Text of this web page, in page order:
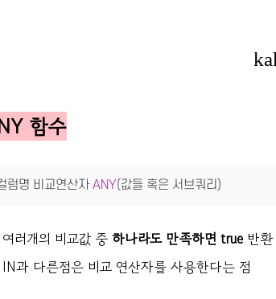
함수
럼명 비교연산자 ANY(값들 혹은 서브쿼리)
여러개의 비교값 중 하나라도 만족하면 true반환
IN과 다른점은 비교 연산자를 사용한다는 점